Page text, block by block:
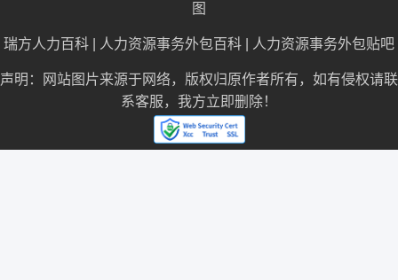
图
瑞方人力百科 人力资源事务外包百科 人力资源事务外包贴吧
声明：网站图片来源于网络，版权归原作者所有，如有侵权请联
系客服，我方立即删除！